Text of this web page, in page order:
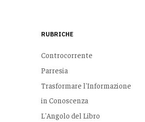
RUBRICHE
Controcorrente
Parresia
Trasformare l'Informazione
in Conoscenza
L'Angolo del Libro